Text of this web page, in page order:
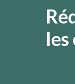
les